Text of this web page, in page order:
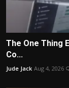
The One Thing
Co...
Jude Jack Aug 4, 2026